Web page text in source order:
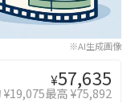
※AI生成画像
¥57,635
¥19,075最高 ¥75,892